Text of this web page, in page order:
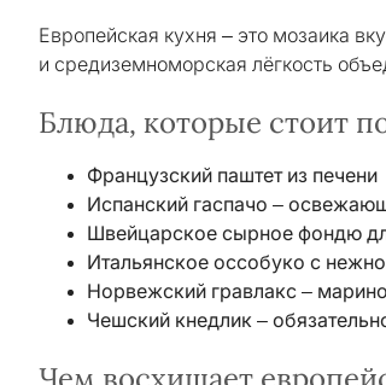
Европейская кухня – это мозаика
и средиземноморская лёгкость
Блюда, которые стоит
Французский паштет из печени
Испанский гаспачо –
Швейцарское сырное фондю
Итальянское оссобуко с
Норвежский гравлакс –
Чешский кнедлик –